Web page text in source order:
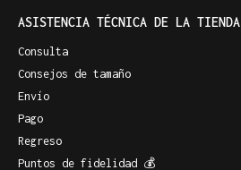
ASISTENCIA TÉCNICA DE LA TIENDA
Consulta
Consejos de tamaño
Envío
Pago
Regreso
Puntos de fidelidad 💰